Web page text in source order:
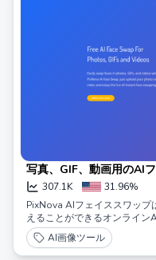
写真、GIF、動画用のAI
ップ不要）
307.1K 31.96%
PixNova AIフェイススワップ
えることができるオンライン
AI画像ツール